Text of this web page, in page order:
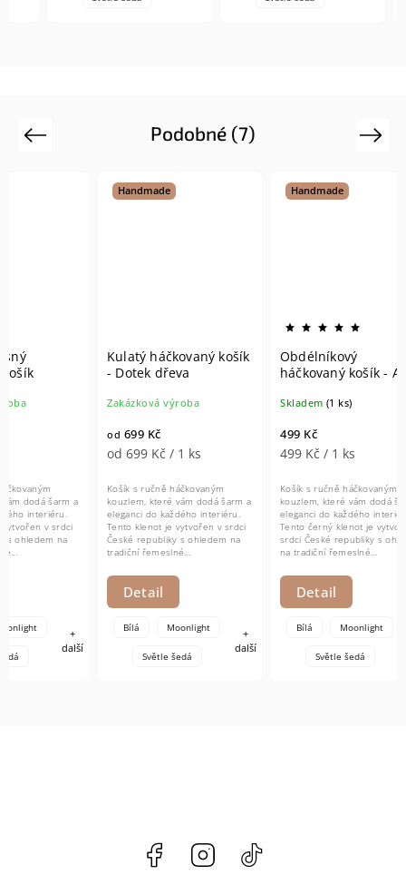
Podobné (7)
Previous
Kulatý háčkovaný košík
- Dotek dřeva
Zakázková výroba
od 699 Kč / 1 ks
Košík s ručně háčkovaným
kouzlem, které vám dodá šarm a
eleganci do každého interiéru.
Tento klenot je vytvořen v srdci
České republiky s ohledem na
Moonlight
Obdélníkový
háčkovaný košík - Alex
Skladem
499 Kč / 1 ks
Košík s ručně háčkovaným
kouzlem, které vám dodá šarm a
eleganci do každého interiéru.
Tento černý klenot je vytvořen v
srdci České republiky s ohledem
na tradiční řemeslné...
Moonlight
Košík
Tento
Next
Facebook Instagram